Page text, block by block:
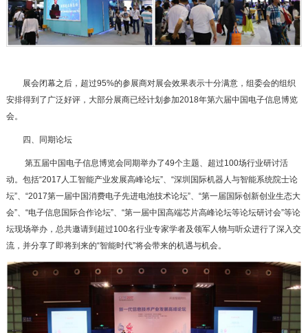
展会闭幕之后，超过95%的参展商对展会效果表示十分满意，组委会的组织
安排得到了广泛好评，大部分展商已经计划参加2018年第六届中国电子信息博览
会。
四、同期论坛
第五届中国电子信息博览会同期举办了49个主题、超过100场行业研讨活
动。包括“2017人工智能产业发展高峰论坛”、“深圳国际机器人与智能系统院士论
坛”、“2017第一届中国消费电子先进电池技术论坛”、“第一届国际创新创业生态大
会”、“电子信息国际合作论坛”、“第一届中国高端芯片高峰论坛等论坛研讨会”等论
坛现场举办，总共邀请到超过100名行业专家学者及领军人物与听众进行了深入交
流，并分享了即将到来的“智能时代”将会带来的机遇与机会。